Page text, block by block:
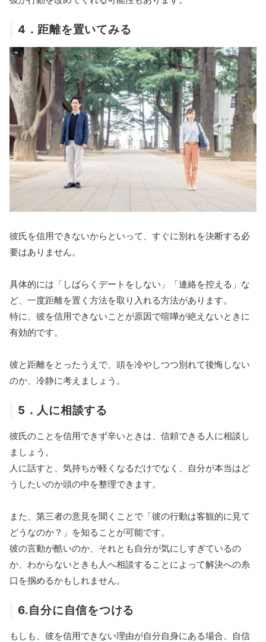
4．距離を置いてみる
彼氏を信用できないからといって、すぐに別れを決断する必
要はありません。
具体的には「しばらくデートをしない」「連絡を控える」な
ど、一度距離を置く方法を取り入れる方法があります。
特に、彼を信用できないことが原因で喧嘩が絶えないときに
有効的です。
彼と距離をとったうえで、頭を冷やしつつ別れて後悔しない
のか、冷静に考えましょう。
5．人に相談する
彼氏のことを信用できず辛いときは、信頼できる人に相談し
ましょう。
人に話すと、気持ちが軽くなるだけでなく、自分が本当はど
うしたいのか頭の中を整理できます。
また、第三者の意見を聞くことで「彼の行動は客観的に見て
どうなのか？」を知ることが可能です。
彼の言動が酷いのか、それとも自分が気にしすぎているの
か、わからないときも人へ相談することによって解決への糸
口を掴めるかもしれません。
6.自分に自信をつける
もしも、彼を信用できない理由が自分自身にある場合、自信